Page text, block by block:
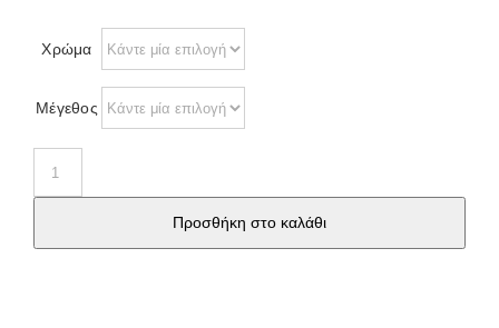
Χρώμα
Μέγεθος
10434
Γυναικείο
Προσθήκη στο καλάθι